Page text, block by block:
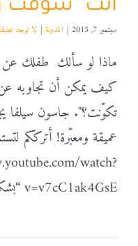
أنت "سوفت
سبتمبر 7, 2015 | المدونة | لا توجد
ماذا لو سألك طفلك
كيف يمكن أن تجاوبه
تكوّنت؟". جاسون سيلفا
عميقة ومعبّرة! أترككم
watch?
v=v7cC1ak4GsE “بشكل ما أنت [...]